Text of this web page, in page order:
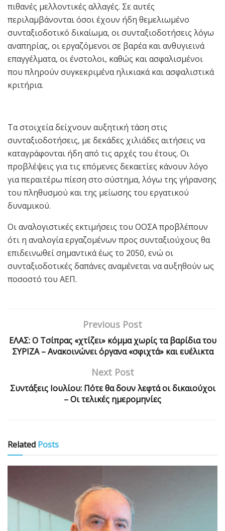
πιθανές μελλοντικές αλλαγές. Σε αυτές
περιλαμβάνονται όσοι έχουν ήδη θεμελιωμένο
συνταξιοδοτικό δικαίωμα, οι συνταξιοδοτήσεις λόγω
αναπηρίας, οι εργαζόμενοι σε βαρέα και ανθυγιεινά
επαγγέλματα, οι ένστολοι, καθώς και ασφαλισμένοι
που πληρούν συγκεκριμένα ηλικιακά και ασφαλιστικά
κριτήρια.
Τα στοιχεία δείχνουν αυξητική τάση στις
συνταξιοδοτήσεις, με δεκάδες χιλιάδες αιτήσεις να
καταγράφονται ήδη από τις αρχές του έτους. Οι
προβλέψεις για τις επόμενες δεκαετίες κάνουν λόγο
για περαιτέρω πίεση στο σύστημα, λόγω της γήρανσης
του πληθυσμού και της μείωσης του εργατικού
δυναμικού.
Οι αναλογιστικές εκτιμήσεις του ΟΟΣΑ προβλέπουν
ότι η αναλογία εργαζομένων προς συνταξιούχους θα
επιδεινωθεί σημαντικά έως το 2050, ενώ οι
συνταξιοδοτικές δαπάνες αναμένεται να αυξηθούν ως
ποσοστό του ΑΕΠ.
Previous Post
ΕΛΑΣ: Ο Τσίπρας «χτίζει» κόμμα χωρίς τα βαρίδια του
ΣΥΡΙΖΑ – Ανακοινώνει όργανα «σφιχτά» και ευέλικτα
Next Post
Συντάξεις Ιουλίου: Πότε θα δουν λεφτά οι δικαιούχοι
– Οι τελικές ημερομηνίες
Related Posts